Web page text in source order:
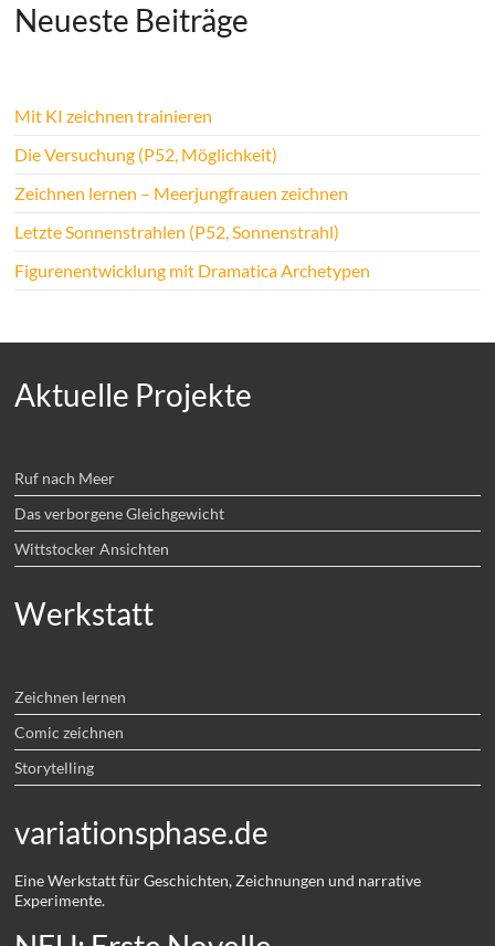
Neueste Beiträge
Mit KI zeichnen trainieren
Die Versuchung (P52, Möglichkeit)
Zeichnen lernen – Meerjungfrauen zeichnen
Letzte Sonnenstrahlen (P52, Sonnenstrahl)
Figurenentwicklung mit Dramatica Archetypen
Aktuelle Projekte
Ruf nach Meer
Das verborgene Gleichgewicht
Wittstocker Ansichten
Werkstatt
Zeichnen lernen
Comic zeichnen
Storytelling
variationsphase.de
Eine Werkstatt für Geschichten, Zeichnungen und narrative
Experimente.